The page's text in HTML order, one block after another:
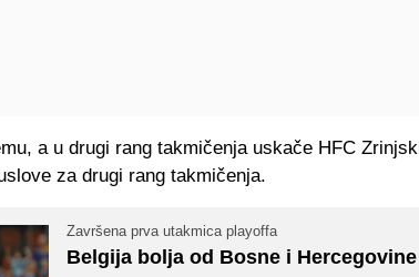
a u drugi rang takmičenja uskače HFC
za drugi rang takmičenja.
Završena prva utakmica playoffa
Belgija bolja od Bosne i Hercegovine